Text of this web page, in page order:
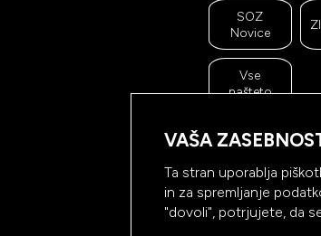
SOZ
Novice
Vse
našteto
vsebino, bi želeli
nam dovolite, da
sporočil ter klike
VAŠA
Ta stran uporablja
in za spremljanje
"dovoli", potrjujete, da